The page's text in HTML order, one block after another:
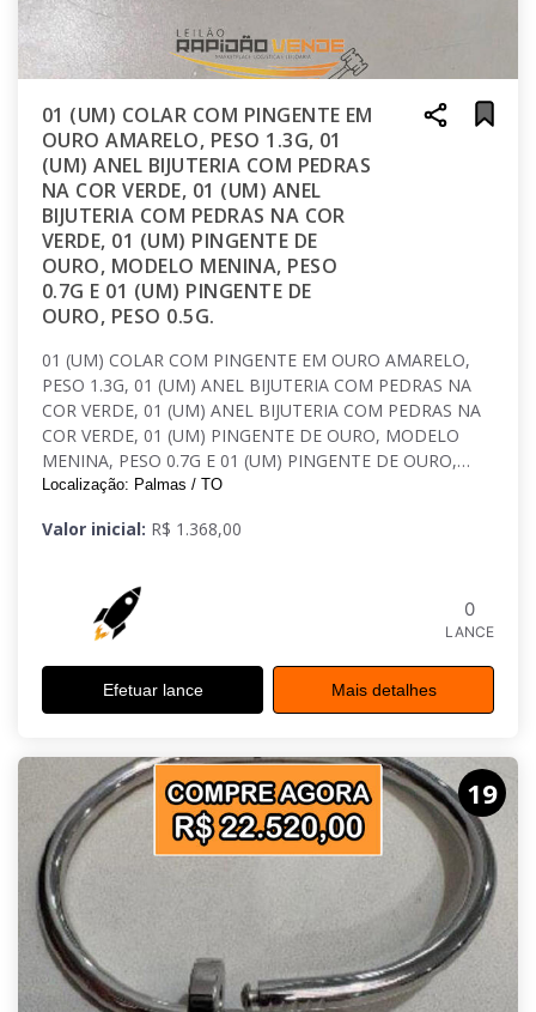
01 (UM) COLAR COM PINGENTE EM
OURO AMARELO, PESO 1.3G, 01
(UM) ANEL BIJUTERIA COM PEDRAS
NA COR VERDE, 01 (UM) ANEL
BIJUTERIA COM PEDRAS NA COR
VERDE, 01 (UM) PINGENTE DE
OURO, MODELO MENINA, PESO
0.7G E 01 (UM) PINGENTE DE
OURO, PESO 0.5G.
01 (UM) COLAR COM PINGENTE EM OURO AMARELO,
PESO 1.3G, 01 (UM) ANEL BIJUTERIA COM PEDRAS NA
COR VERDE, 01 (UM) ANEL BIJUTERIA COM PEDRAS NA
COR VERDE, 01 (UM) PINGENTE DE OURO, MODELO
MENINA, PESO 0.7G E 01 (UM) PINGENTE DE OURO,
PESO 0.5G.
Localização: Palmas / TO
Valor inicial: R$ 1.368,00
0
LANCE
Efetuar lance Mais detalhes
19